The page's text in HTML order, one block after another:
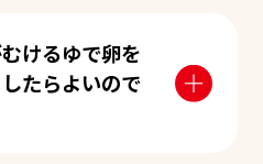
けるゆで卵を
たらよいので